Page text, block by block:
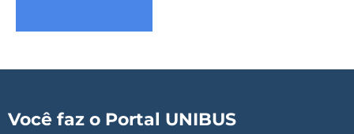
Você faz o Portal UNIBUS